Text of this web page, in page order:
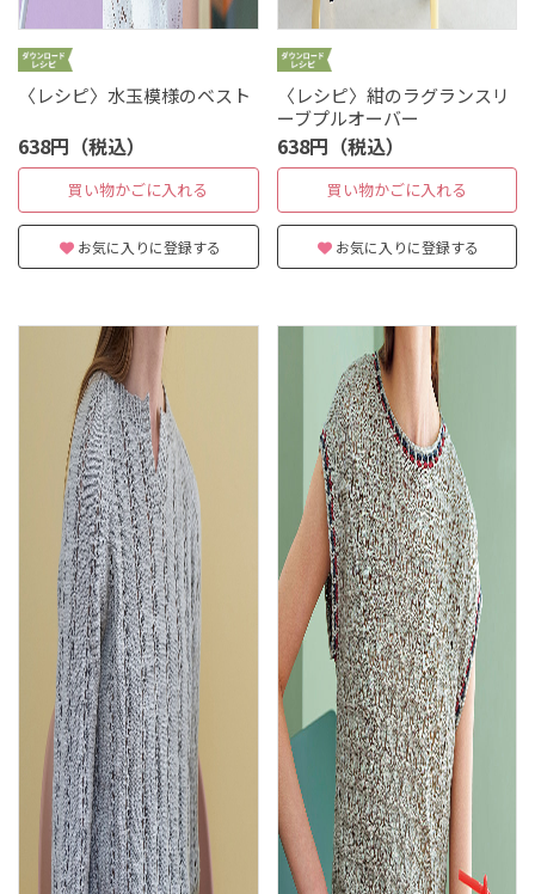
〈レシピ〉水玉模様のベスト
638円（税込）
買い物かごに入れる
お気に入りに登録する
〈レシピ〉紺のラグランスリ
ーブプルオーバー
638円（税込）
買い物かごに入れる
お気に入りに登録する